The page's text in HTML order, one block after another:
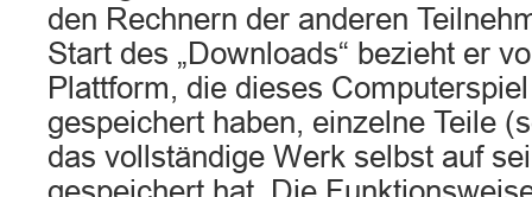
den Rechnern der anderen
Start des „Downloads“ bezieht er
Plattform, die dieses
gespeichert haben, einzelne Teile
das vollständige Werk selbst auf